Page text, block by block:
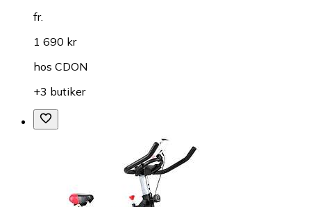
fr.
1 690 kr
hos CDON
+3 butiker